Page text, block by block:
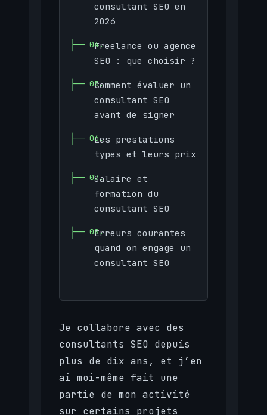
consultant SEO en
2026
Freelance ou agence
SEO : que choisir ?
Comment évaluer un
consultant SEO
avant de signer
Les prestations
types et leurs prix
Salaire et
formation du
consultant SEO
Erreurs courantes
quand on engage un
consultant SEO
Je collabore avec des
consultants SEO depuis
plus de dix ans, et j’en
ai moi-même fait une
partie de mon activité
sur certains projets